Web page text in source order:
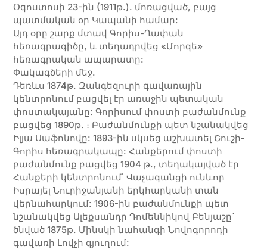
Օգոստոսի 23-ին (1911թ.). մոռացված, բայց
պատմական օր Կապանի համար:
Այդ օրը շարք մտավ Գորիս-Ղափան
հեռագրագիծը, և տեղադրվեց «Մորզե»
հեռագրական ապարատը:
Փակագծերի մեջ.
Դեռևս 1874թ. Զանգեզուրի գավառային
կենտրոնում բացվել էր առաջին պետական
փոստակայանը: Գորիսում փոստի բաժանմունք
բացվեց 1890թ. ։ Բաժանմունքի պետ նշանակվեց
Իլյա Սաֆոնովը: 1893-ին սկսեց աշխատել Շուշի-
Գորիս հեռագրակապը: Հանքերում փոստի
բաժանմունք բացվեց 1904 թ., տեղակայված էր
Հանքերի կենտրոնում՝ Վաչագանցի ունևոր
Իսրայել Նուրիջանյանի երկհարկանի տան
վերնահարկում: 1906-ին բաժանմունքի պետ
նշանակվեց Ալեքսանդր Դոմեննիկով Բենյաշը`
ծնված 1875թ. Մինսկի նահանգի Նովոգորոդի
գավառի Լովչի գյուղում: